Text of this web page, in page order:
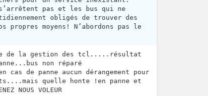
pas et les bus qui ne
obligés de trouver des
moyens! N’abordons pas le
de la gestion des tcl.....résultat
non réparé
de panne aucun dérangement pour
quelle honte !en panne et
NOUS VOLEUR